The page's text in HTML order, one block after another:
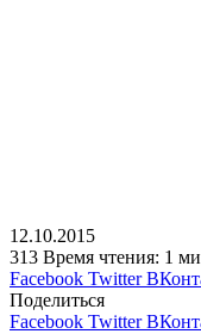
12.10.2015
313 Время чтения: 1
Facebook Twitter
Поделиться
Facebook Twitter